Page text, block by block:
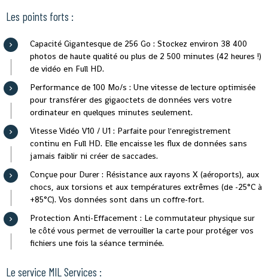
Les points forts :
Capacité Gigantesque de 256 Go : Stockez environ 38 400
photos de haute qualité ou plus de 2 500 minutes (42 heures !)
de vidéo en Full HD.
Performance de 100 Mo/s : Une vitesse de lecture optimisée
pour transférer des gigaoctets de données vers votre
ordinateur en quelques minutes seulement.
Vitesse Vidéo V10 / U1 : Parfaite pour l'enregistrement
continu en Full HD. Elle encaisse les flux de données sans
jamais faiblir ni créer de saccades.
Conçue pour Durer : Résistance aux rayons X (aéroports), aux
chocs, aux torsions et aux températures extrêmes (de -25°C à
+85°C). Vos données sont dans un coffre-fort.
Protection Anti-Effacement : Le commutateur physique sur
le côté vous permet de verrouiller la carte pour protéger vos
fichiers une fois la séance terminée.
Le service MIL Services :